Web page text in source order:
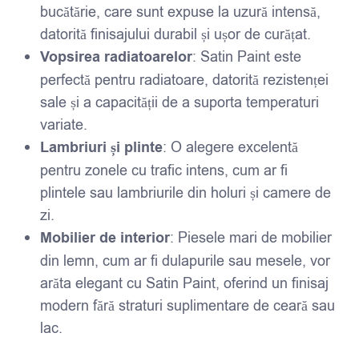
bucătărie, care sunt expuse la uzură intensă,
datorită finisajului durabil și ușor de curățat.
Vopsirea radiatoarelor: Satin Paint este
perfectă pentru radiatoare, datorită rezistenței
sale și a capacității de a suporta temperaturi
variate.
Lambriuri și plinte: O alegere excelentă
pentru zonele cu trafic intens, cum ar fi
plintele sau lambriurile din holuri și camere de
zi.
Mobilier de interior: Piesele mari de mobilier
din lemn, cum ar fi dulapurile sau mesele, vor
arăta elegant cu Satin Paint, oferind un finisaj
modern fără straturi suplimentare de ceară sau
lac.